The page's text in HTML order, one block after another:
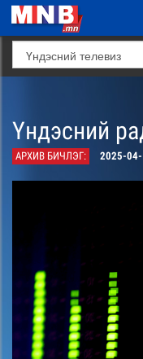
Үндэсний
АРХИВ БИЧЛЭГ: 2025-